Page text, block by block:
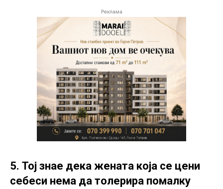
Реклама
5. Тој знае дека жената која се цени
себеси нема да толерира помалку